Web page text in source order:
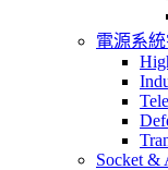
電源系
Socket &